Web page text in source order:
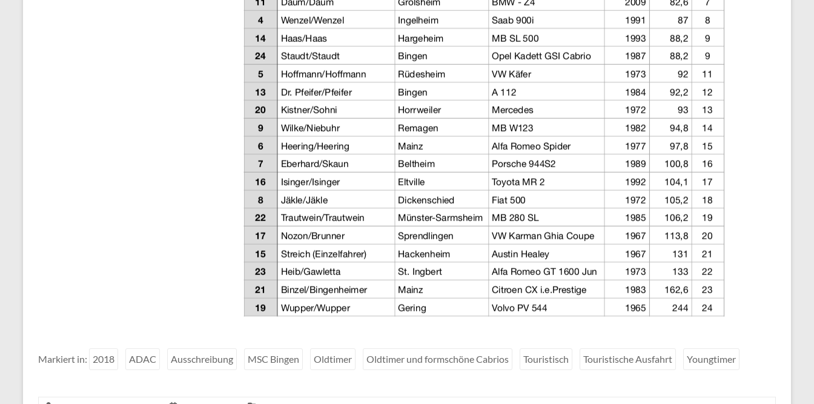
Markiert in: 2018 ADAC Ausschreibung MSC Bingen Oldtimer Oldtimer und formschöne Cabrios Touristisch Touristische Ausfahrt Youngtimer